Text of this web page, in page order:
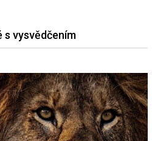
s vysvědčením